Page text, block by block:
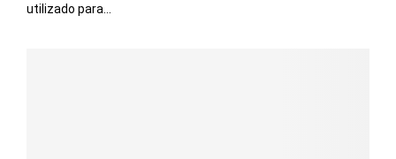
utilizado para...